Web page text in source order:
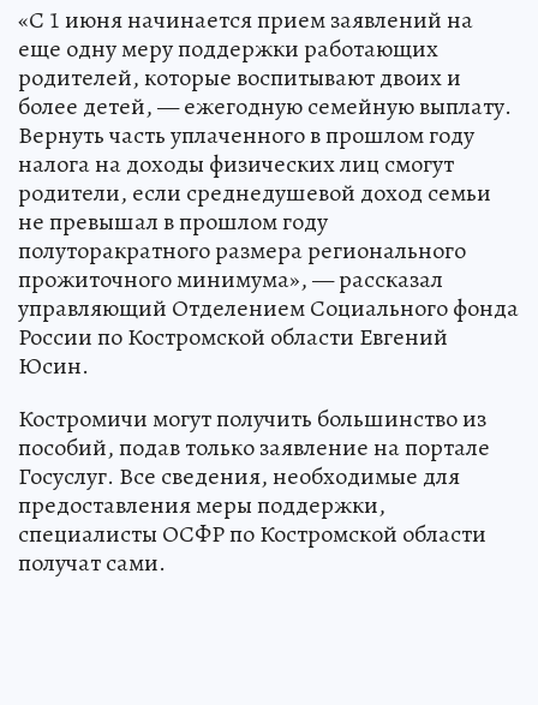
«С 1 июня начинается прием заявлений на
еще одну меру поддержки работающих
родителей, которые воспитывают двоих и
более детей, — ежегодную семейную выплату.
Вернуть часть уплаченного в прошлом году
налога на доходы физических лиц смогут
родители, если среднедушевой доход семьи
не превышал в прошлом году
полуторакратного размера регионального
прожиточного минимума», — рассказал
управляющий Отделением Социального фонда
России по Костромской области Евгений
Юсин.
Костромичи могут получить большинство из
пособий, подав только заявление на портале
Госуслуг. Все сведения, необходимые для
предоставления меры поддержки,
специалисты ОСФР по Костромской области
получат сами.